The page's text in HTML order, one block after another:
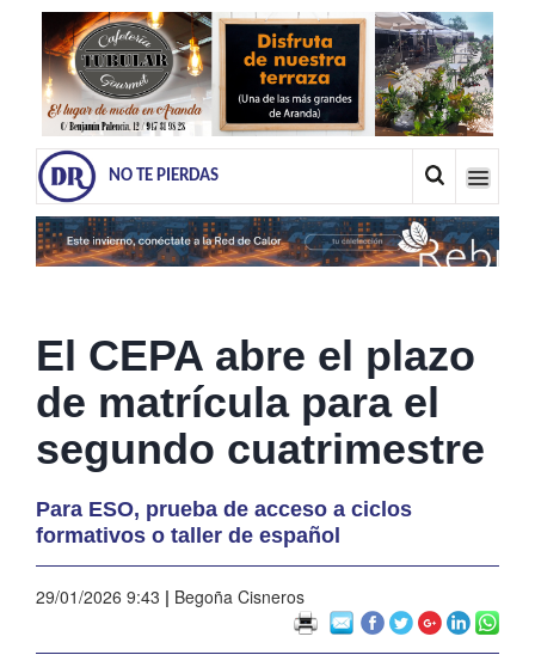
NO TE PIERDAS
El CEPA abre el plazo
de matrícula para el
segundo cuatrimestre
Para ESO, prueba de acceso a ciclos
formativos o taller de español
29/01/2026 9:43 | Begoña Cisneros